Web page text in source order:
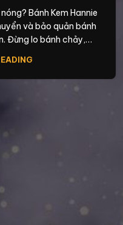
Bánh Kem Hannie
và bảo quản bánh
Đừng lo bánh chảy,…